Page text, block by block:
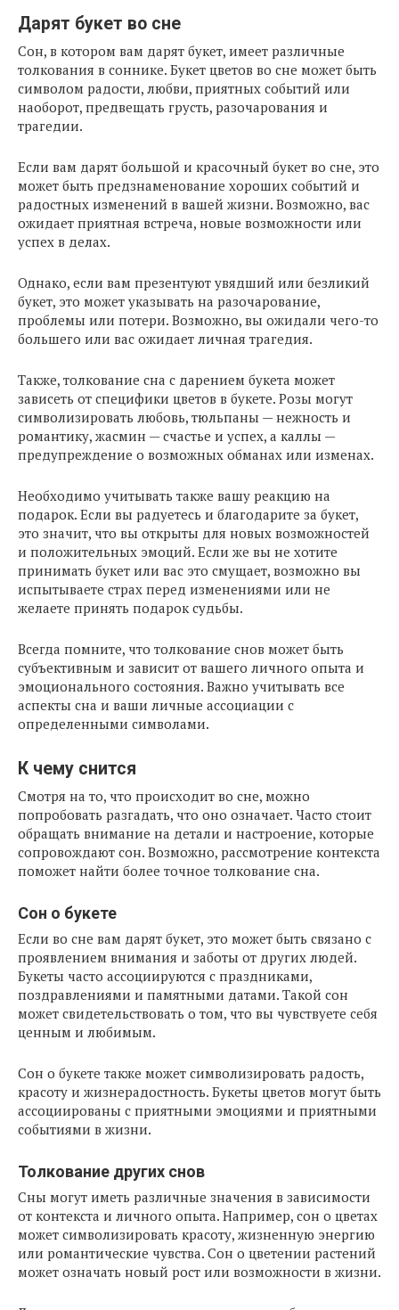
Дарят букет во сне
Сон, в котором вам дарят букет, имеет различные
толкования в соннике. Букет цветов во сне может быть
символом радости, любви, приятных событий или
наоборот, предвещать грусть, разочарования и
трагедии.
Если вам дарят большой и красочный букет во сне, это
может быть предзнаменование хороших событий и
радостных изменений в вашей жизни. Возможно, вас
ожидает приятная встреча, новые возможности или
успех в делах.
Однако, если вам презентуют увядший или безликий
букет, это может указывать на разочарование,
проблемы или потери. Возможно, вы ожидали чего-то
большего или вас ожидает личная трагедия.
Также, толкование сна с дарением букета может
зависеть от специфики цветов в букете. Розы могут
символизировать любовь, тюльпаны — нежность и
романтику, жасмин — счастье и успех, а каллы —
предупреждение о возможных обманах или изменах.
Необходимо учитывать также вашу реакцию на
подарок. Если вы радуетесь и благодарите за букет,
это значит, что вы открыты для новых возможностей
и положительных эмоций. Если же вы не хотите
принимать букет или вас это смущает, возможно вы
испытываете страх перед изменениями или не
желаете принять подарок судьбы.
Всегда помните, что толкование снов может быть
субъективным и зависит от вашего личного опыта и
эмоционального состояния. Важно учитывать все
аспекты сна и ваши личные ассоциации с
определенными символами.
К чему снится
Смотря на то, что происходит во сне, можно
попробовать разгадать, что оно означает. Часто стоит
обращать внимание на детали и настроение, которые
сопровождают сон. Возможно, рассмотрение контекста
поможет найти более точное толкование сна.
Сон о букете
Если во сне вам дарят букет, это может быть связано с
проявлением внимания и заботы от других людей.
Букеты часто ассоциируются с праздниками,
поздравлениями и памятными датами. Такой сон
может свидетельствовать о том, что вы чувствуете себя
ценным и любимым.
Сон о букете также может символизировать радость,
красоту и жизнерадостность. Букеты цветов могут быть
ассоциированы с приятными эмоциями и приятными
событиями в жизни.
Толкование других снов
Сны могут иметь различные значения в зависимости
от контекста и личного опыта. Например, сон о цветах
может символизировать красоту, жизненную энергию
или романтические чувства. Сон о цветении растений
может означать новый рост или возможности в жизни.